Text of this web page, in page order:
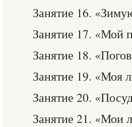
Занятие 16.
Занятие 17. «Мой
Занятие 18.
Занятие 19. «Моя
Занятие 20.
Занятие 21. «Мои